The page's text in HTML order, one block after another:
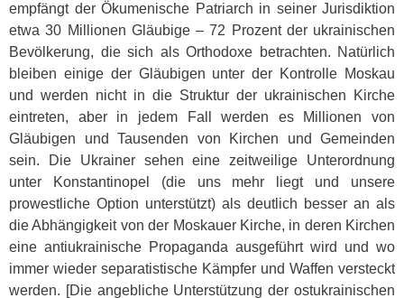
empfängt der Ökumenische Patriarch in seiner Jurisdiktion
etwa 30 Millionen Gläubige – 72 Prozent der ukrainischen
Bevölkerung, die sich als Orthodoxe betrachten. Natürlich
bleiben einige der Gläubigen unter der Kontrolle Moskau
und werden nicht in die Struktur der ukrainischen Kirche
eintreten, aber in jedem Fall werden es Millionen von
Gläubigen und Tausenden von Kirchen und Gemeinden
sein. Die Ukrainer sehen eine zeitweilige Unterordnung
unter Konstantinopel (die uns mehr liegt und unsere
prowestliche Option unterstützt) als deutlich besser an als
die Abhängigkeit von der Moskauer Kirche, in deren Kirchen
eine antiukrainische Propaganda ausgeführt wird und wo
immer wieder separatistische Kämpfer und Waffen versteckt
werden. [Die angebliche Unterstützung der ostukrainischen